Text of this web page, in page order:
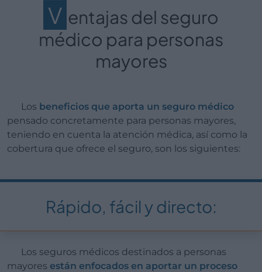
V entajas del seguro
médico para personas
mayores
Los beneficios que aporta un seguro médico
pensado concretamente para personas mayores,
teniendo en cuenta la atención médica, así como la
cobertura que ofrece el seguro, son los siguientes:
Rápido, fácil y directo:
Los seguros médicos destinados a personas
mayores están enfocados en aportar un proceso